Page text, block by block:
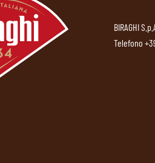
BIRAGHI
Telefono